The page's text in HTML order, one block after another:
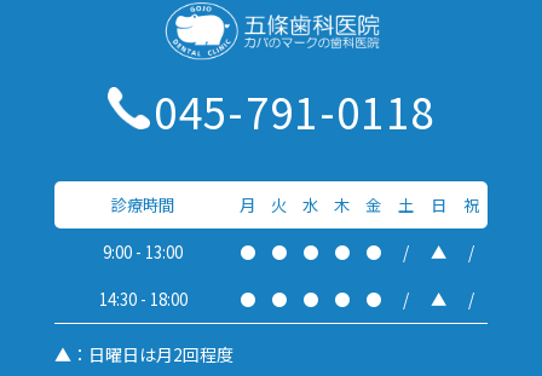
045-791-0118
診療時間 月 火 水 木 金 土 日 祝
9:00 - 13:00 ● ● ● ● ● / ▲ /
14:30 - 18:00 ● ● ● ● ● / ▲ /
▲：日曜日は月2回程度